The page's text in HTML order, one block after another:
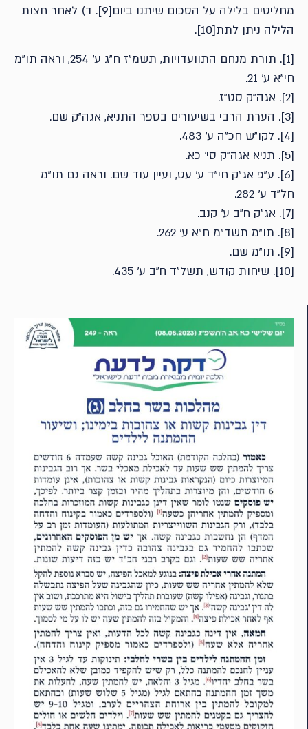
מחליטים בלילה על הסכום שיתנו ביום[9]. ד) לאחר חצות
הלילה ניתן לתת[10].
[1]. תורת מנחם התוועדויות, תשמ"ז ח"ג ע' 254, וראה תו"מ
חי"א ע' 21.
[2]. אגה"ק סט"ז.
[3]. הערת הרבי בשיעורים בספר התניא, אגה"ק שם.
[4]. לקו"ש חכ"ה ע' 483.
[5]. תניא אגה"ק סי' כא.
[6]. ע"פ אג"ק חי"ד ע' עט, ועיין עוד שם. וראה גם תו"מ
חל"ד ע' 282.
[7]. אג"ק ח"ב ע' קנב.
[8]. תו"מ תשד"מ ח"א ע' 262.
[9]. תו"מ שם.
[10]. שיחות קודש, תשל"ד ח"ב ע' 435.